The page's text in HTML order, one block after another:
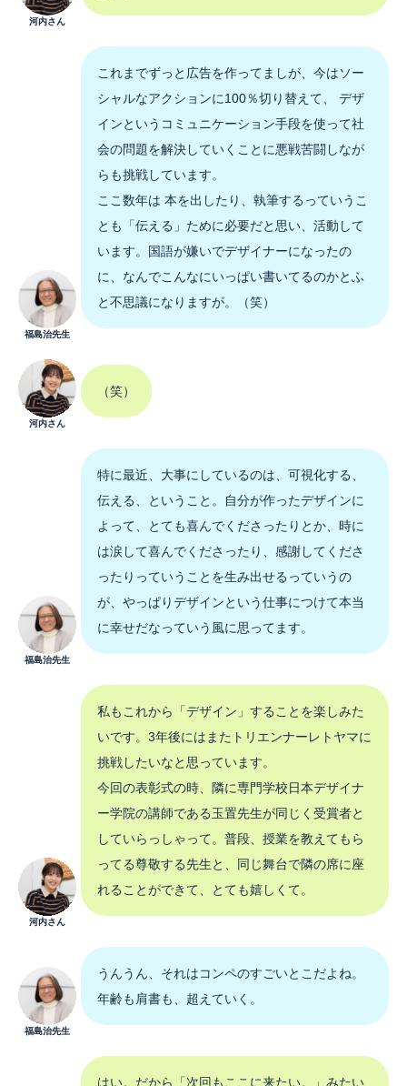
河内さん
福島治先生
これまでずっと広告を作ってましが、今はソー
シャルなアクションに100％切り替えて、 デザ
インというコミュニケーション手段を使って社
会の問題を解決していくことに悪戦苦闘しなが
らも挑戦しています。
ここ数年は 本を出したり、執筆するっていうこ
とも「伝える」ために必要だと思い、活動して
います。国語が嫌いでデザイナーになったの
に、なんでこんなにいっぱい書いてるのかとふ
と不思議になりますが。（笑）
河内さん
（笑）
福島治先生
特に最近、大事にしているのは、可視化する、
伝える、ということ。自分が作ったデザインに
よって、とても喜んでくださったりとか、時に
は涙して喜んでくださったり、感謝してくださ
ったりっていうことを生み出せるっていうの
が、やっぱりデザインという仕事につけて本当
に幸せだなっていう風に思ってます。
河内さん
私もこれから「デザイン」することを楽しみた
いです。3年後にはまたトリエンナーレトヤマに
挑戦したいなと思っています。
今回の表彰式の時、隣に専門学校日本デザイナ
ー学院の講師である玉置先生が同じく受賞者と
していらっしゃって。普段、授業を教えてもら
ってる尊敬する先生と、同じ舞台で隣の席に座
れることができて、とても嬉しくて。
福島治先生
うんうん、それはコンペのすごいとこだよね。
年齢も肩書も、超えていく。
はい。だから「次回もここに来たい。」みたい